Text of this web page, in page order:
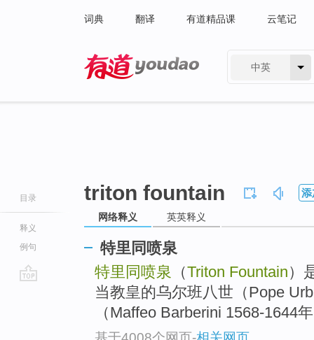
词典 翻译 有道精品课 云笔记
中英
目录
释义
例句
triton fountain 添
网络释义 英英释义
特里同喷泉
特里同喷泉 （Triton Fountain）
当教皇的乌尔班八世（Pope
（Maffeo Barberini 1568-1644